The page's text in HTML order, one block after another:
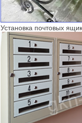
Установка почтовых